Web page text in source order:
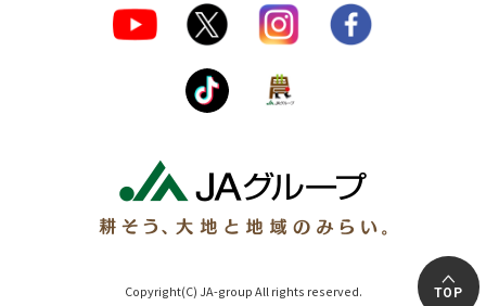
Copyright(C) JA-group All rights reserved. TOP